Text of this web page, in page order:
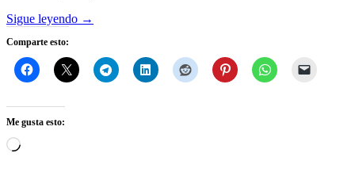
Sigue leyendo →
Comparte esto:
Me gusta esto:
Cargando...